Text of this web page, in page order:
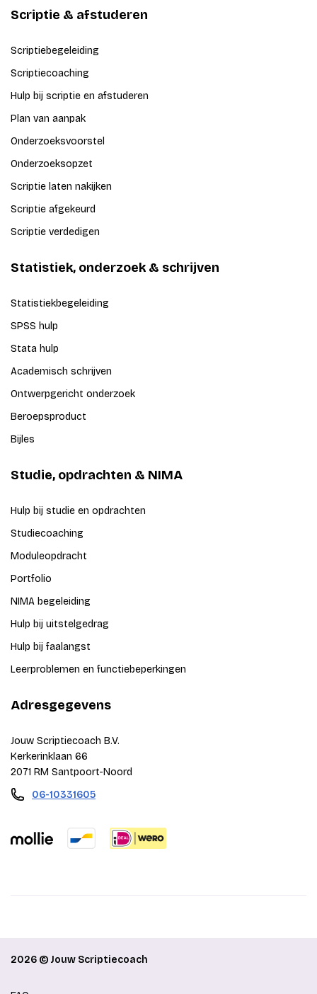
Scriptie & afstuderen
Scriptiebegeleiding
Scriptiecoaching
Hulp bij scriptie en afstuderen
Plan van aanpak
Onderzoeksvoorstel
Onderzoeksopzet
Scriptie laten nakijken
Scriptie afgekeurd
Scriptie verdedigen
Statistiek, onderzoek & schrijven
Statistiekbegeleiding
SPSS hulp
Stata hulp
Academisch schrijven
Ontwerpgericht onderzoek
Beroepsproduct
Bijles
Studie, opdrachten & NIMA
Hulp bij studie en opdrachten
Studiecoaching
Moduleopdracht
Portfolio
NIMA begeleiding
Hulp bij uitstelgedrag
Hulp bij faalangst
Leerproblemen en functiebeperkingen
Adresgegevens
Jouw Scriptiecoach B.V.
Kerkerinklaan 66
2071 RM Santpoort-Noord
06-10331605
2026 © Jouw Scriptiecoach